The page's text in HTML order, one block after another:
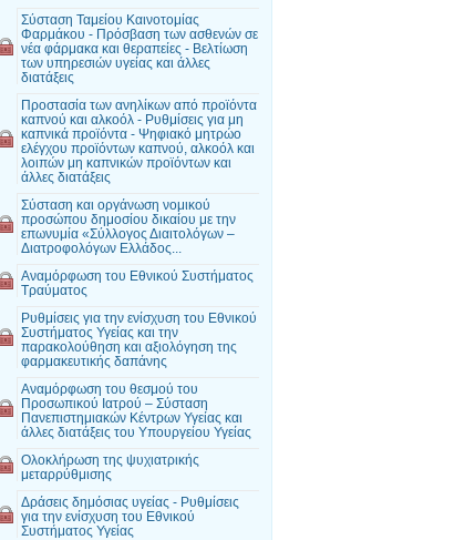
Σύσταση Ταμείου Καινοτομίας
Φαρμάκου - Πρόσβαση των ασθενών σε
νέα φάρμακα και θεραπείες - Βελτίωση
των υπηρεσιών υγείας και άλλες
διατάξεις
Προστασία των ανηλίκων από προϊόντα
καπνού και αλκοόλ - Ρυθμίσεις για μη
καπνικά προϊόντα - Ψηφιακό μητρώο
ελέγχου προϊόντων καπνού, αλκοόλ και
λοιπών μη καπνικών προϊόντων και
άλλες διατάξεις
Σύσταση και οργάνωση νομικού
προσώπου δημοσίου δικαίου με την
επωνυμία «Σύλλογος Διαιτολόγων –
Διατροφολόγων Ελλάδος...
Αναμόρφωση του Εθνικού Συστήματος
Τραύματος
Ρυθμίσεις για την ενίσχυση του Εθνικού
Συστήματος Υγείας και την
παρακολούθηση και αξιολόγηση της
φαρμακευτικής δαπάνης
Αναμόρφωση του θεσμού του
Προσωπικού Ιατρού – Σύσταση
Πανεπιστημιακών Κέντρων Υγείας και
άλλες διατάξεις του Υπουργείου Υγείας
Ολοκλήρωση της ψυχιατρικής
μεταρρύθμισης
Δράσεις δημόσιας υγείας - Ρυθμίσεις
για την ενίσχυση του Εθνικού
Συστήματος Υγείας